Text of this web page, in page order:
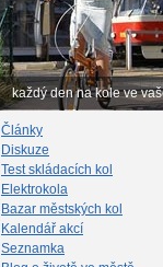
každý den na kole ve
Články
Diskuze
Test skládacích kol
Elektrokola
Bazar městských kol
Kalendář akcí
Seznamka